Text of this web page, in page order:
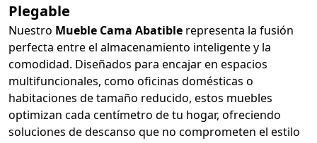
Plegable
Nuestro Mueble Cama Abatible representa la fusión
perfecta entre el almacenamiento inteligente y la
comodidad. Diseñados para encajar en espacios
multifuncionales, como oficinas domésticas o
habitaciones de tamaño reducido, estos muebles
optimizan cada centímetro de tu hogar, ofreciendo
soluciones de descanso que no comprometen el estilo